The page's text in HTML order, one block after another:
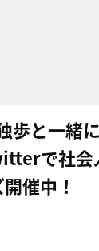
歩と一緒
で社会
催中！